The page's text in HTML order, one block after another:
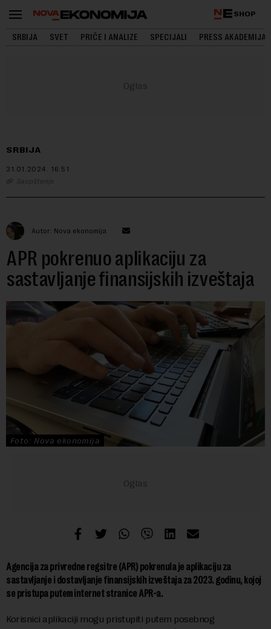
SHOP
SRBIJA SVET PRIČE I ANALIZE SPECIJALI PRESS AKADEMIJA
SRBIJA
31.01.2024. 16:51
Saopštenje
Autor: Nova ekonomija
APR pokrenuo aplikaciju za
sastavljanje finansijskih izveštaja
Foto: Nova ekonomija
Agencija za privredne regsitre (APR) pokrenula je aplikaciju za
sastavljanje i dostavljanje finansijskih izveštaja za 2023. godinu, kojoj
se pristupa putem internet stranice APR-a.
Korisnici aplikaciji mogu pristupiti putem posebnog